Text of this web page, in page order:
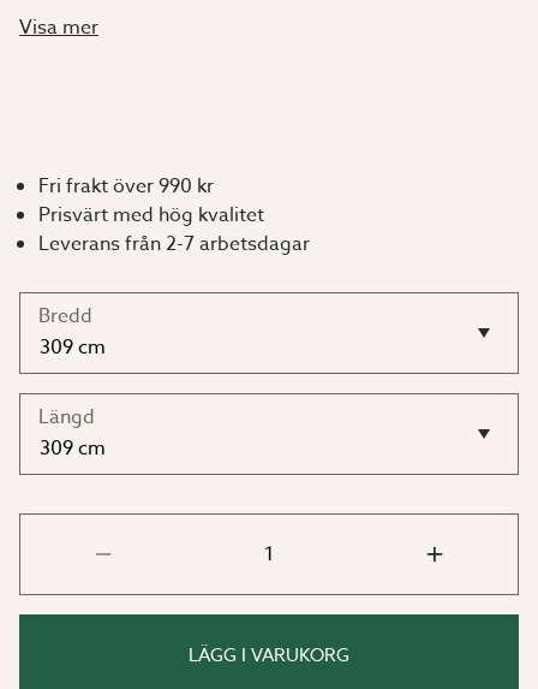
tyg och löper på skenor i taket.
och upphängning av skenan.
Vi rekommenderar handtvätt av skuggardinen.
Passar ej till Euro-Serre Plus 5 och Plus 6
Mått:
Bredd: 236 eller 309 cm
Längd: 309, 380 eller 457 cm
Visa mer
Fri frakt över 990 kr
Prisvärt med hög kvalitet
Leverans från 2-7 arbetsdagar
Bredd
Längd
LÄGG I VARUKORG